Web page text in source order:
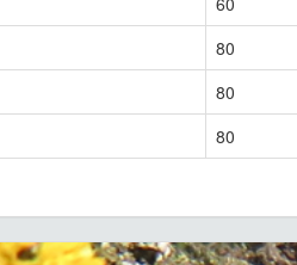
80
80
80